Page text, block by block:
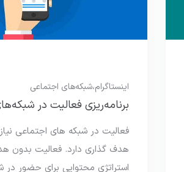
اینستاگرام،شبکه‌های اجتماعی
برنامه‌ریزی فعالیت در
فعالیت در شبکه های اجتماعی
هدف گذاری دارد. فعالیت بدون
استراتژی محتوایی برای حضور در